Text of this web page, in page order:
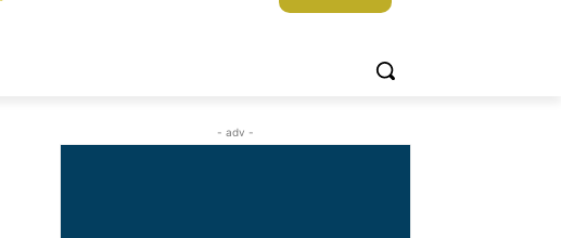
- adv -